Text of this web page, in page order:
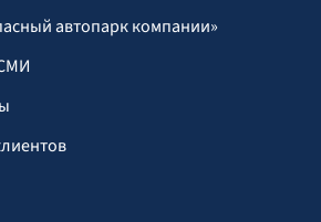
автопарк компании»